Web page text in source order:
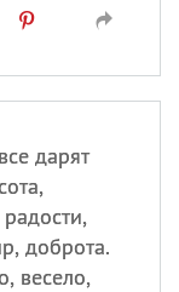
дарят
доброта.
весело,